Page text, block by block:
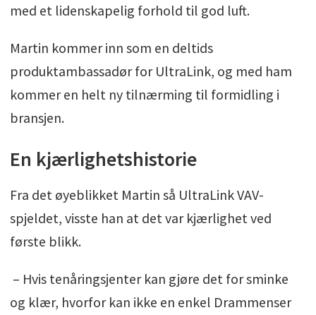
med et lidenskapelig forhold til god luft.
Martin kommer inn som en deltids
produktambassadør for UltraLink, og med ham
kommer en helt ny tilnærming til formidling i
bransjen.
En kjærlighetshistorie
Fra det øyeblikket Martin så UltraLink VAV-
spjeldet, visste han at det var kjærlighet ved
første blikk.
– Hvis tenåringsjenter kan gjøre det for sminke
og klær, hvorfor kan ikke en enkel Drammenser